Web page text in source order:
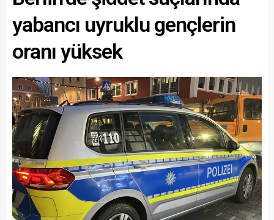
yabancı uyruklu gençlerin
oranı yüksek